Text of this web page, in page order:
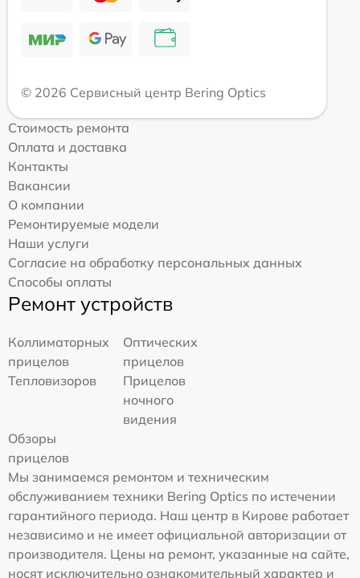
© 2026 Сервисный центр Bering Optics
Стоимость ремонта
Оплата и доставка
Контакты
Вакансии
О компании
Ремонтируемые модели
Наши услуги
Согласие на обработку персональных данных
Способы оплаты
Ремонт устройств
Коллиматорных
прицелов
Оптических
прицелов
Тепловизоров
Прицелов
ночного
видения
Обзоры
прицелов
Мы занимаемся ремонтом и техническим
обслуживанием техники Bering Optics по истечении
гарантийного периода. Наш центр в Кирове работает
независимо и не имеет официальной авторизации от
производителя. Цены на ремонт, указанные на сайте,
носят исключительно ознакомительный характер и